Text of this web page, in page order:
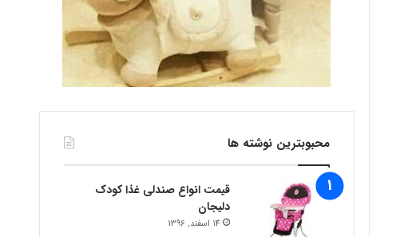
محبوبترین نوشته ها
قیمت انواع صندلی غذا کودک
دلیجان
14 اسفند, 1396